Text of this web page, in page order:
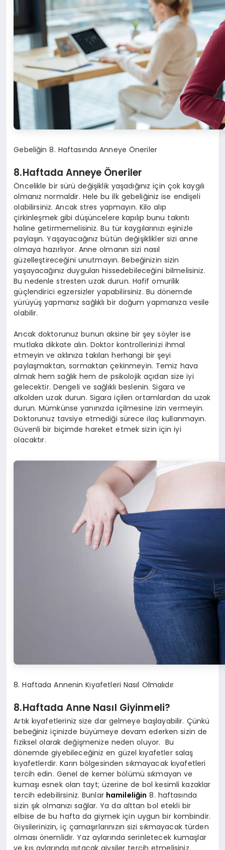
Gebeliğin 8. Haftasında Anneye Öneriler
8.Haftada Anneye Öneriler
Öncelikle bir sürü değişiklik yaşadığınız için çok kaygılı
olmanız normaldir. Hele bu ilk gebeliğiniz ise endişeli
olabilirsiniz. Ancak stres yapmayın. Kilo alıp
çirkinleşmek gibi düşüncelere kapılıp bunu takıntı
haline getirmemelisiniz. Bu tür kaygılarınızı eşinizle
paylaşın. Yaşayacağınız bütün değişiklikler sizi anne
olmaya hazırlıyor. Anne olmanın sizi nasıl
güzelleştireceğini unutmayın. Bebeğinizin sizin
yaşayacağınız duyguları hissedebileceğini bilmelisiniz.
Bu nedenle stresten uzak durun. Hafif omurilik
güçlendirici egzersizler yapabilirsiniz. Bu dönemde
yürüyüş yapmanız sağlıklı bir doğum yapmanıza vesile
olabilir.
Ancak doktorunuz bunun aksine bir şey söyler ise
mutlaka dikkate alın. Doktor kontrollerinizi ihmal
etmeyin ve aklınıza takılan herhangi bir şeyi
paylaşmaktan, sormaktan çekinmeyin. Temiz hava
almak hem sağlık hem de psikolojik açıdan size iyi
gelecektir. Dengeli ve sağlıklı beslenin. Sigara ve
alkolden uzak durun. Sigara içilen ortamlardan da uzak
durun. Mümkünse yanınızda içilmesine izin vermeyin.
Doktorunuz tavsiye etmediği sürece ilaç kullanmayın.
Güvenli bir biçimde hareket etmek sizin için iyi
olacaktır.
8. Haftada Annenin Kıyafetleri Nasıl Olmalıdır
8.Haftada Anne Nasıl Giyinmeli?
Artık kıyafetleriniz size dar gelmeye başlayabilir. Çünkü
bebeğiniz içinizde büyümeye devam ederken sizin de
fiziksel olarak değişmenize neden oluyor. Bu
dönemde giyebileceğiniz en güzel kıyafetler salaş
kıyafetlerdir. Karın bölgesinden sıkmayacak kıyafetleri
tercih edin. Genel de kemer bölümü sıkmayan ve
kumaşı esnek olan tayt; üzerine de bol kesimli kazaklar
tercih edebilirsiniz. Bunlarhamileliğin 8. haftasında
sizin şık olmanızı sağlar. Ya da alttan bol etekli bir
elbise de bu hafta da giymek için uygun bir kombindir.
Giysilerinizin, iç çamaşırlarınızın sizi sıkmayacak türden
olması önemlidir. Yaz aylarında serinletecek kumaşlar